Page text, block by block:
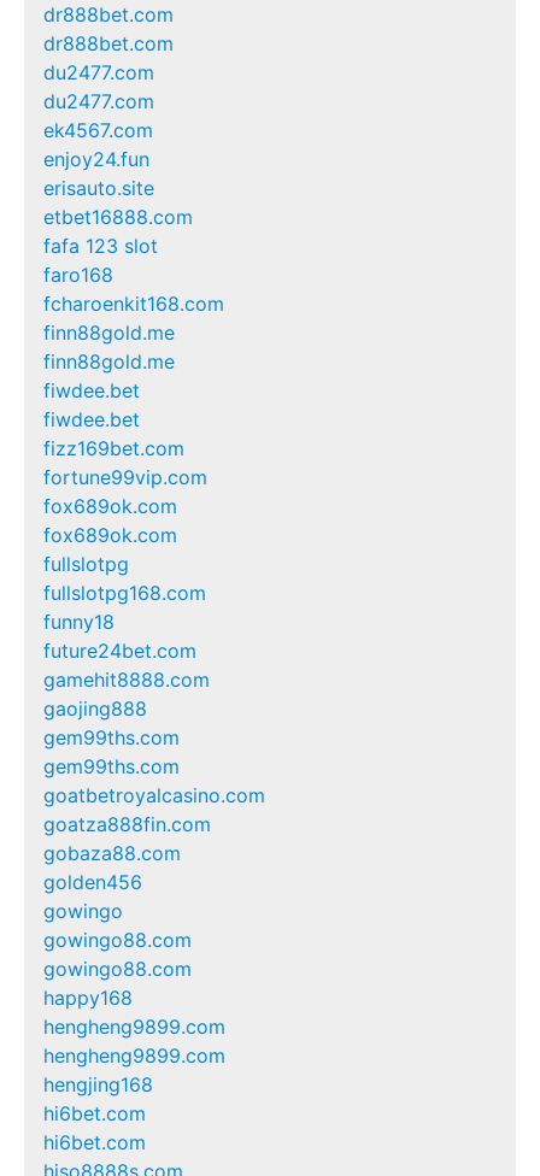
dr888bet.com
dr888bet.com
du2477.com
du2477.com
ek4567.com
enjoy24.fun
erisauto.site
etbet16888.com
fafa 123 slot
faro168
fcharoenkit168.com
finn88gold.me
finn88gold.me
fiwdee.bet
fiwdee.bet
fizz169bet.com
fortune99vip.com
fox689ok.com
fox689ok.com
fullslotpg
fullslotpg168.com
funny18
future24bet.com
gamehit8888.com
gaojing888
gem99ths.com
gem99ths.com
goatbetroyalcasino.com
goatza888fin.com
gobaza88.com
golden456
gowingo
gowingo88.com
gowingo88.com
happy168
hengheng9899.com
hengheng9899.com
hengjing168
hi6bet.com
hi6bet.com
hiso8888s.com